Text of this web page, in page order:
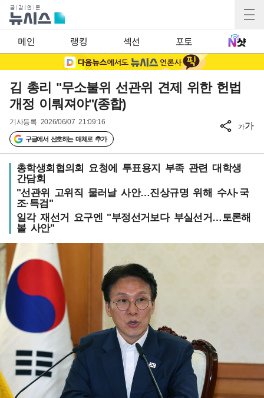
메인 랭킹 섹션 포토
김 총리 "무소불위 선관위 견제 위한 헌법
개정 이뤄져야"(종합)
기사등록 2026/06/07 21:09:16
구글에서 선호하는 매체로 추가
가가
총학생회협의회 요청에 투표용지 부족 관련 대학생
간담회
"선관위 고위직 물러날 사안…진상규명 위해 수사·국
조·특검"
일각 재선거 요구엔 "부정선거보다 부실선거…토론해
볼 사안"